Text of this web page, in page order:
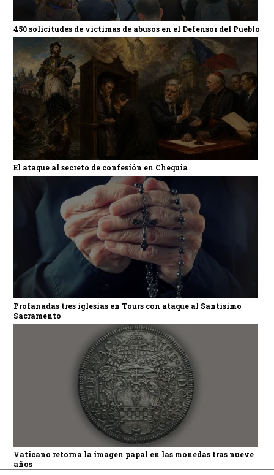
450 solicitudes de víctimas de abusos en el Defensor del Pueblo
El ataque al secreto de confesión en Chequia
Profanadas tres iglesias en Tours con ataque al Santísimo
Sacramento
Vaticano retorna la imagen papal en las monedas tras nueve
años